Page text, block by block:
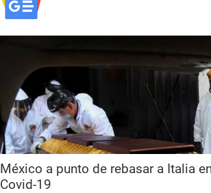
México a punto de rebasar a Italia
Covid-19